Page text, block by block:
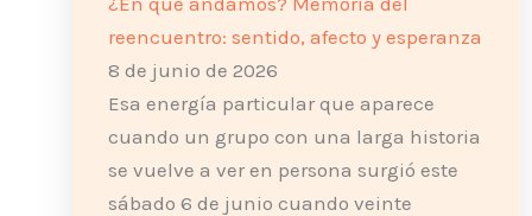
reencuentro: sentido, afecto y esperanza
8 de junio de 2026
Esa energía particular que aparece
cuando un grupo con una larga historia
se vuelve a ver en persona surgió este
sábado 6 de junio cuando veinte